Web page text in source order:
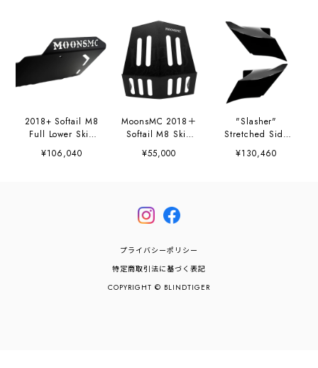
2018+ Softail M8
Full Lower Skid
Plate
¥106,040
MoonsMC 2018＋
Softail M8 Skid
Plate
¥55,000
"Slasher"
Stretched Side
Covers (2023.5-
2025)
¥130,460
プライバシーポリシー
特定商取引法に基づく表記
COPYRIGHT © BLINDTIGER